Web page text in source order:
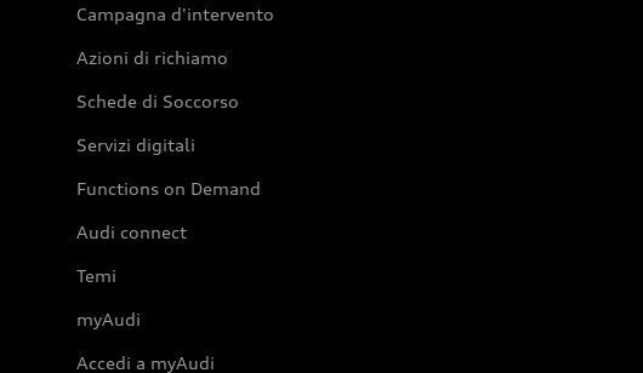
Campagna d'intervento
Azioni di richiamo
Schede di Soccorso
Servizi digitali
Functions on Demand
Audi connect
Temi
myAudi
Accedi a myAudi